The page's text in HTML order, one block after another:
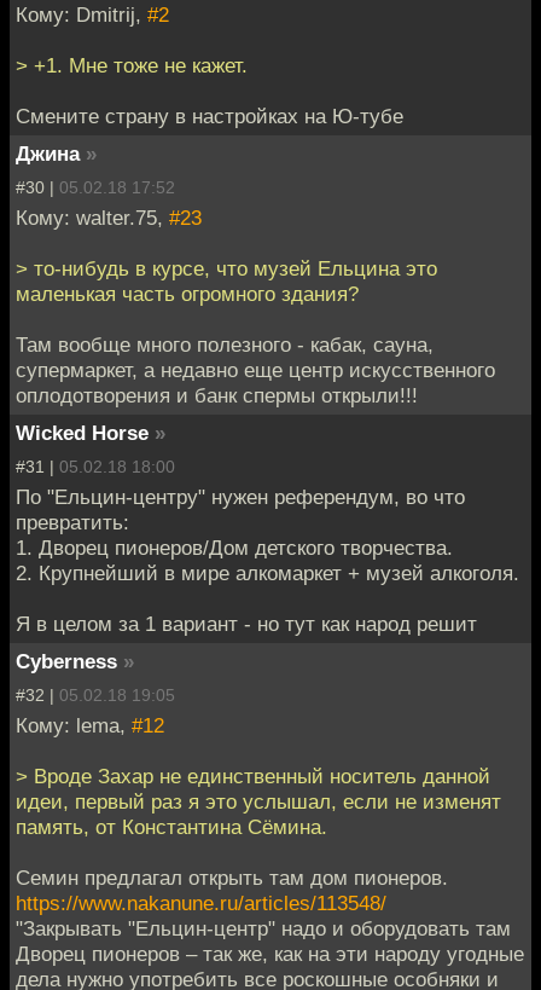
Кому: Dmitrij, #2
> +1. Мне тоже не кажет.
Смените страну в настройках на Ю-тубе
Джина »
#30 | 05.02.18 17:52
Кому: walter.75, #23
> то-нибудь в курсе, что музей Ельцина это
маленькая часть огромного здания?
Там вообще много полезного - кабак, сауна,
супермаркет, а недавно еще центр искусственного
оплодотворения и банк спермы открыли!!!
Wicked Horse »
#31 | 05.02.18 18:00
По "Ельцин-центру" нужен референдум, во что
превратить:
1. Дворец пионеров/Дом детского творчества.
2. Крупнейший в мире алкомаркет + музей алкоголя.
Я в целом за 1 вариант - но тут как народ решит
Cyberness »
#32 | 05.02.18 19:05
Кому: lema, #12
> Вроде Захар не единственный носитель данной
идеи, первый раз я это услышал, если не изменят
память, от Константина Сёмина.
Семин предлагал открыть там дом пионеров.
https://www.nakanune.ru/articles/113548/
"Закрывать "Ельцин-центр" надо и оборудовать там
Дворец пионеров – так же, как на эти народу угодные
дела нужно употребить все роскошные особняки и